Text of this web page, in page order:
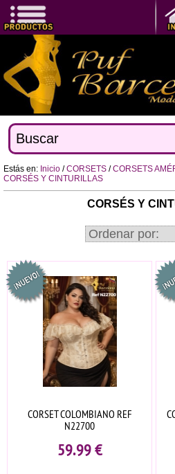
Estás en: Inicio /CORSETS /CORSETS
CORSÉS Y CINTURILLAS
CORSÉS Y
CORSET COLOMBIANO REF
N22700
59.99€